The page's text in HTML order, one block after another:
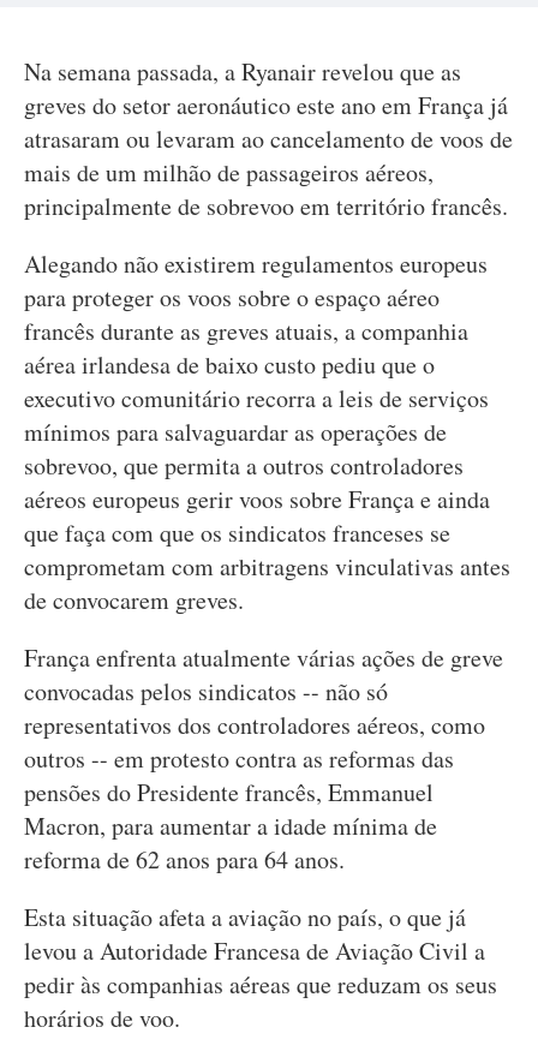
Na semana passada, a Ryanair revelou que as
greves do setor aeronáutico este ano em França já
atrasaram ou levaram ao cancelamento de voos de
mais de um milhão de passageiros aéreos,
principalmente de sobrevoo em território francês.
Alegando não existirem regulamentos europeus
para proteger os voos sobre o espaço aéreo
francês durante as greves atuais, a companhia
aérea irlandesa de baixo custo pediu que o
executivo comunitário recorra a leis de serviços
mínimos para salvaguardar as operações de
sobrevoo, que permita a outros controladores
aéreos europeus gerir voos sobre França e ainda
que faça com que os sindicatos franceses se
comprometam com arbitragens vinculativas antes
de convocarem greves.
França enfrenta atualmente várias ações de greve
convocadas pelos sindicatos -- não só
representativos dos controladores aéreos, como
outros -- em protesto contra as reformas das
pensões do Presidente francês, Emmanuel
Macron, para aumentar a idade mínima de
reforma de 62 anos para 64 anos.
Esta situação afeta a aviação no país, o que já
levou a Autoridade Francesa de Aviação Civil a
pedir às companhias aéreas que reduzam os seus
horários de voo.